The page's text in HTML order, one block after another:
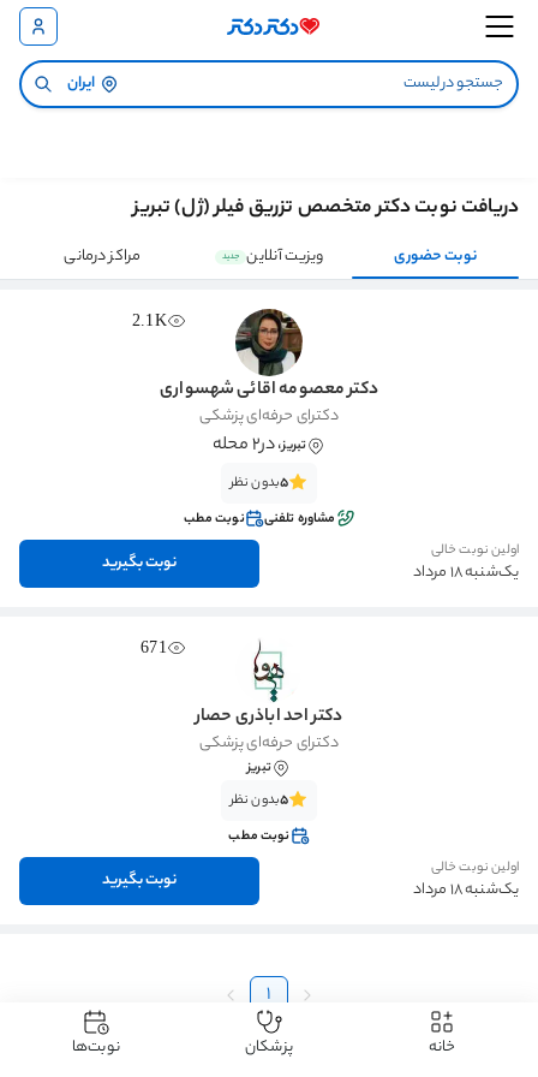
ایران
دریافت نوبت دکتر متخصص تزریق فیلر (ژل) تبریز
نوبت حضوری ویزیت آنلاین جدید مراکز درمانی
2.1K
دکتر معصومه اقائی شهسواری
دکترای حرفه‌ای پزشکی
تبریز، در2 محله
5بدون نظر
مشاوره تلفنی
نوبت مطب
اولین نوبت خالی
یک‌شنبه 18 مرداد نوبت بگیرید
671
دکتر احد اباذری حصار
دکترای حرفه‌ای پزشکی
تبریز
5بدون نظر
نوبت مطب
اولین نوبت خالی
یک‌شنبه 18 مرداد نوبت بگیرید
1
خانه پزشکان نوبت‌ها